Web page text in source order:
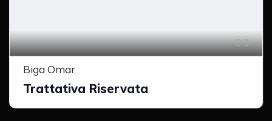
3
Biga Omar
Trattativa Riservata